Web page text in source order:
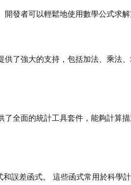
者可以輕鬆地使用數學公式求
強大的支持，包括加法、乘法
面的統計工具套件，能夠計算
誤差函式。 這些函式常用於科